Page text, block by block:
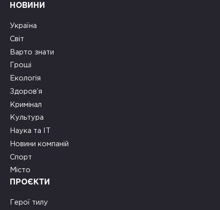
НОВИНИ
Україна
Світ
Варто знати
Гроші
Екологія
Здоров’я
Кримінал
Культура
Наука та ІТ
Новини компаній
Спорт
Місто
ПРОЄКТИ
Герої тилу